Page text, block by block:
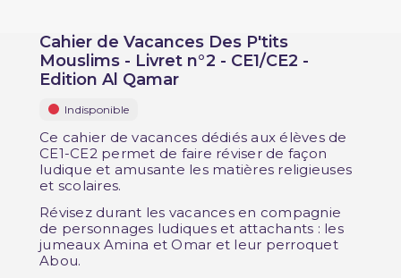
Cahier de Vacances Des P'tits
Mouslims - Livret n°2 - CE1/CE2 -
Edition Al Qamar
Indisponible
Ce cahier de vacances dédiés aux élèves de
CE1-CE2 permet de faire réviser de façon
ludique et amusante les matières religieuses
et scolaires.
Révisez durant les vacances en compagnie
de personnages ludiques et attachants : les
jumeaux Amina et Omar et leur perroquet
Abou.